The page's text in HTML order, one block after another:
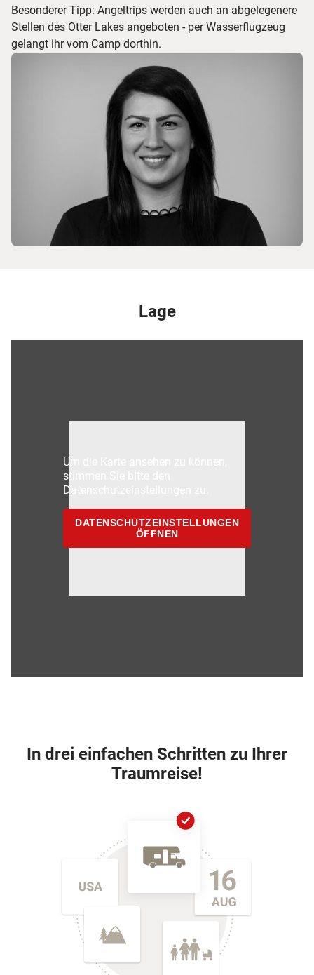
Besonderer Tipp: Angeltrips werden auch an abgelegenere
Stellen des Otter Lakes angeboten - per Wasserflugzeug
gelangt ihr vom Camp dorthin.
Lage
Um die Karte ansehen zu können,
stimmen Sie bitte den
Datenschutzeinstellungen zu.
DATENSCHUTZEINSTELLUNGEN
ÖFFNEN
In drei einfachen Schritten zu Ihrer
Traumreise!